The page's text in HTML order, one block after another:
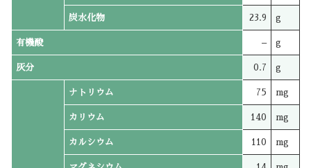
炭水化物 23.9 g
有機酸 – g
灰分 0.7 g
ナトリウム 75 mg
カリウム 140 mg
カルシウム 110 mg